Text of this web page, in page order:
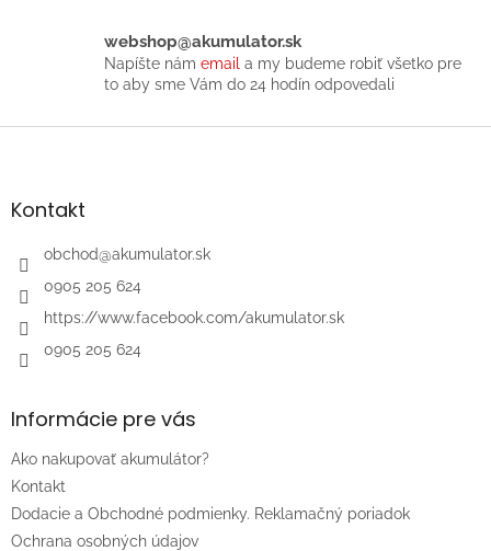
k
y
v
p
webshop@akumulator.sk
Napíšte nám email a my budeme robiť všetko pre
to aby sme Vám do 24 hodín odpovedali
Z
äKontakt
obchod@akumulator.sk
0905 205 624
https://www.facebook.com/akumulator.sk
0905 205 624
Informácie pre vás
Ako nakupovať akumulátor?
Kontakt
Dodacie a Obchodné podmienky. Reklamačný poriadok
Ochrana osobných údajov